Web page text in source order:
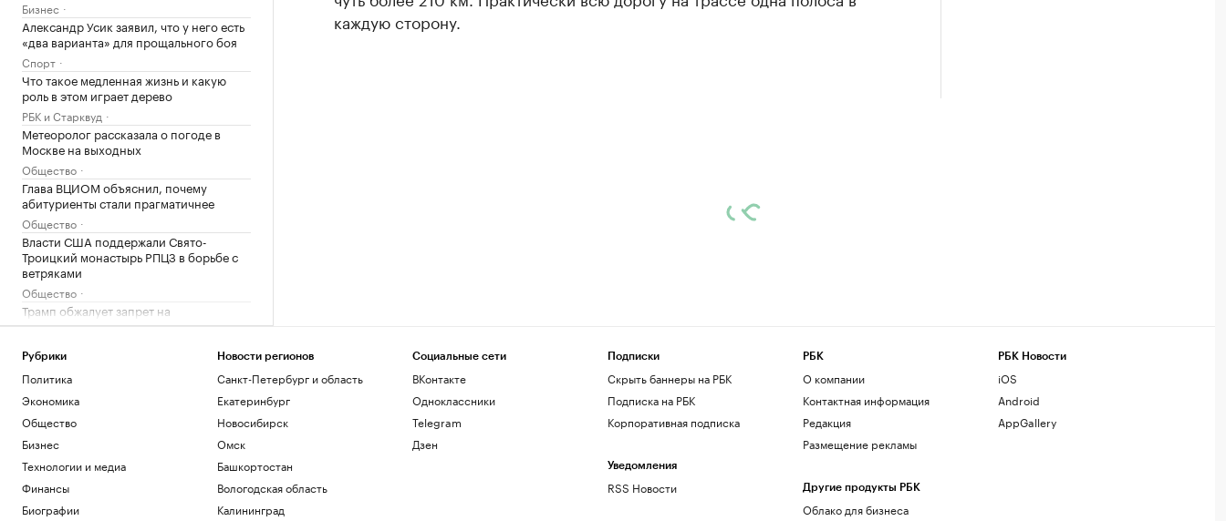
Бизнес
Александр Усик заявил, что у него есть
«два варианта» для прощального боя
Спорт
Что такое медленная жизнь и какую
роль в этом играет дерево
РБК и Старквуд
Метеоролог рассказала о погоде в
Москве на выходных
Общество
Глава ВЦИОМ объяснил, почему
абитуриенты стали прагматичнее
Общество
Власти США поддержали Свято-
Троицкий монастырь РПЦЗ в борьбе с
ветряками
Общество
Трамп обжалует запрет на
строительство бального зала в Белом
Политика
Как выглядит портрет абитуриента в
2026 году. Видео РБК
Общество
В США рассказали, как помогли
снарядам из Сербии попасть на
Украину
Политика
каждую сторону.
Рубрики
Политика
Экономика
Общество
Бизнес
Технологии и медиа
Финансы
Биографии
Новости регионов
Санкт-Петербург и область
Екатеринбург
Новосибирск
Омск
Башкортостан
Вологодская область
Калининград
Социальные сети
ВКонтакте
Одноклассники
Telegram
Дзен
Подписки
Скрыть баннеры на РБК
Подписка на РБК
Корпоративная подписка
Уведомления
RSS Новости
РБК
О компании
Контактная информация
Редакция
Размещение рекламы
Другие продукты РБК
Облако для бизнеса
РБК Новости
iOS
Android
AppGallery